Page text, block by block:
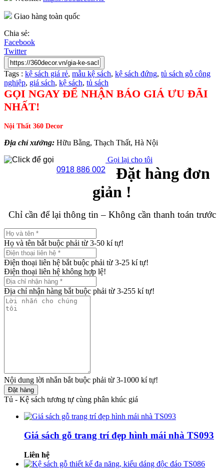
Giao hàng toàn quốc
Chia sẻ:
Facebook
Twitter
Tags : kệ sách giá rẻ, mẫu kệ sách, kệ sách đứng, tủ sách gỗ công
nghiệp, giá sách, kệ sách, tủ sách
GỌI NGAY ĐỂ NHẬN BÁO GIÁ ƯU ĐÃI
NHẤT!
Nội Thất 360 Decor
Địa chỉ xưởng: Hữu Bằng, Thạch Thất, Hà Nội
0918 886 002
Gọi lại cho tôi
Đặt hàng đơn
giản !
Chỉ cần để lại thông tin – Không cần thanh toán trước
Họ và tên bắt buộc phải từ 3-50 kí tự!
Điện thoại liên hệ bắt buộc phải từ 3-25 kí tự!
Điện thoại liên hệ không hợp lệ!
Địa chỉ nhận hàng bắt buộc phải từ 3-255 kí tự!
Nội dung lời nhắn bắt buộc phải từ 3-1000 kí tự!
Đặt hàng
Tủ - Kệ sách tương tự cùng phân khúc giá
Giá sách gỗ trang trí đẹp hình mái nhà TS093
Liên hệ